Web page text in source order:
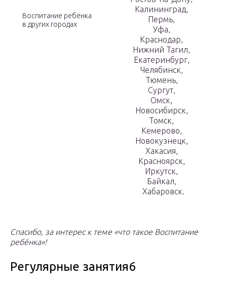
Воспитание ребёнка
в других городах
Калининград,
Пермь,
Уфа,
Краснодар,
Нижний Тагил,
Екатеринбург,
Челябинск,
Тюмень,
Сургут,
Омск,
Новосибирск,
Томск,
Кемерово,
Новокузнецк,
Хакасия,
Красноярск,
Иркутск,
Байкал,
Хабаровск.
Спасибо, за интерес к теме «что такое Воспитание
ребёнка»!
Регулярные занятия6